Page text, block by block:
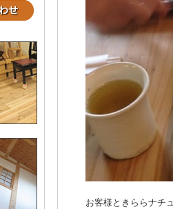
お客様ときららナチ